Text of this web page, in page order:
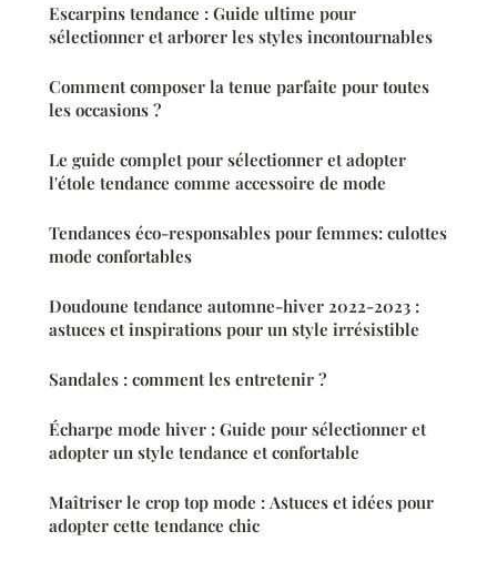
Escarpins tendance : Guide ultime pour
sélectionner et arborer les styles incontournables
Comment composer la tenue parfaite pour toutes
les occasions ?
Le guide complet pour sélectionner et adopter
l'étole tendance comme accessoire de mode
Tendances éco-responsables pour femmes: culottes
mode confortables
Doudoune tendance automne-hiver 2022-2023 :
astuces et inspirations pour un style irrésistible
Sandales : comment les entretenir ?
Écharpe mode hiver : Guide pour sélectionner et
adopter un style tendance et confortable
Maîtriser le crop top mode : Astuces et idées pour
adopter cette tendance chic